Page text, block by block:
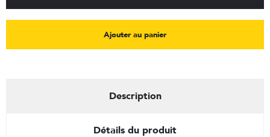
Ajouter au panier
Description
Détails du produit